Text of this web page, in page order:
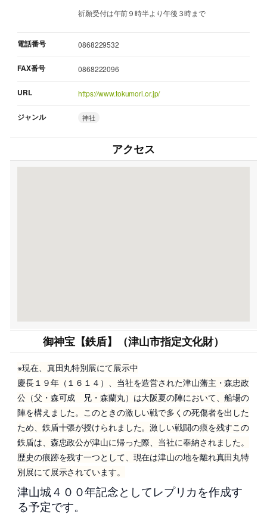
祈願受付は午前９時半より午後３時まで
電話番号 0868229532
FAX番号 0868222096
URL https://www.tokumori.or.jp/
ジャンル 神社
アクセス
御神宝【鉄盾】（津山市指定文化財）
※現在、真田丸特別展にて展示中
慶長１９年（１６１４）、当社を造営された津山藩主・森忠政
公（父・森可成 兄・森蘭丸）は大阪夏の陣において、船場の
陣を構えました。このときの激しい戦で多くの死傷者を出した
ため、鉄盾十張が授けられました。激しい戦闘の痕を残すこの
鉄盾は、森忠政公が津山に帰った際、当社に奉納されました。
歴史の痕跡を残す一つとして、現在は津山の地を離れ真田丸特
別展にて展示されています。
津山城４００年記念としてレプリカを作成す
る予定です。